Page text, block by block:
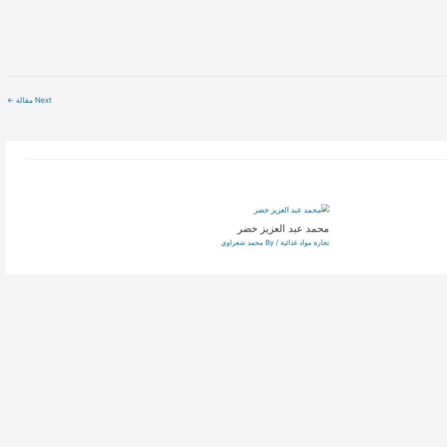
Next مقالة ←
محمد عبد العزيز خضر
تجارة مواد غذائية / By محمد شعراوي